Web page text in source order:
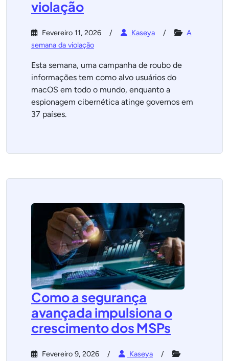
violação
Fevereiro 11, 2026 Kaseya
A
semana da violação
Esta semana, uma campanha de roubo de
informações tem como alvo usuários do
macOS em todo o mundo, enquanto a
espionagem cibernética atinge governos em
37 países.
Como a segurança
avançada impulsiona o
crescimento dos MSPs
Fevereiro 9, 2026
Kaseya